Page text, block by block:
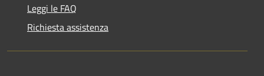
Leggi le FAQ
Richiesta assistenza